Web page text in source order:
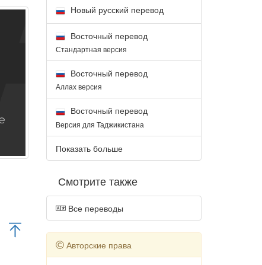
Новый русский перевод
Восточный перевод
Стандартная версия
Восточный перевод
Аллах версия
Восточный перевод
Версия для Таджикистана
Показать больше
Смотрите также
Все переводы
Авторские права